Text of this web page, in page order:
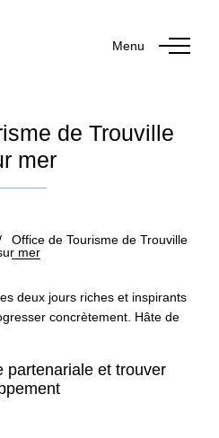
Menu
de Trouville
mer
Office de Tourisme de Trouville
mer
deux jours riches et inspirants
concrètement. Hâte de
partenariale et trouver